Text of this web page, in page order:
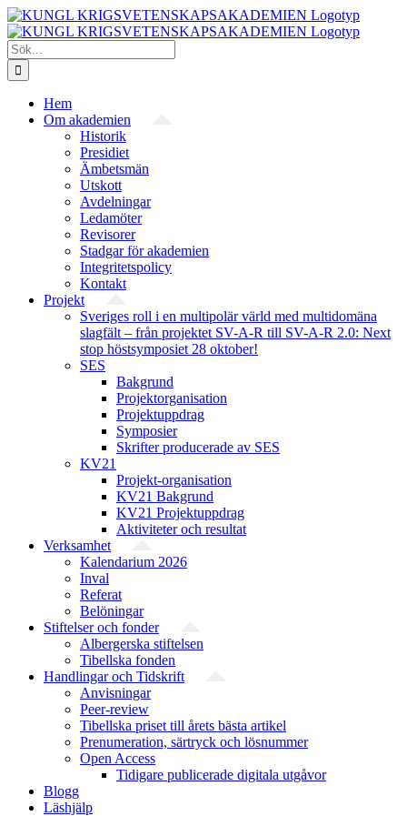
Fortsätt
till
innehållet
Sök
efter:
Hem
Om akademien
Historik
Presidiet
Ämbetsmän
Utskott
Avdelningar
Ledamöter
Revisorer
Stadgar för akademien
Integritetspolicy
Kontakt
Projekt
Sveriges roll i en multipolär värld med multidomäna
slagfält – från projektet SV-A-R till SV-A-R 2.0: Next
stop höstsymposiet 28 oktober!
SES
Bakgrund
Projekt­organisation
Projektuppdrag
Symposier
Skrifter producerade av SES
KV21
Projekt-organisation
KV21 Bakgrund
KV21 Projektuppdrag
Aktiviteter och resultat
Verksamhet
Kalendarium 2026
Inval
Referat
Belöningar
Stiftelser och fonder
Albergerska stiftelsen
Tibellska fonden
Handlingar och Tidskrift
Anvisningar
Peer-review
Tibellska priset till årets bästa artikel
Prenumeration, särtryck och lösnummer
Open Access
Tidigare publicerade digitala utgåvor
Blogg
Läshjälp